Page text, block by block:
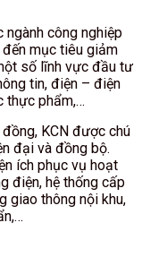
ngành công nghiệp
mục tiêu giảm
số lĩnh vực đầu tư
tin, điện – điện
thực phẩm,…
KCN được chú
đại và đồng bộ.
ích phục vụ hoạt
điện, hệ thống cấp
giao thông nội khu,